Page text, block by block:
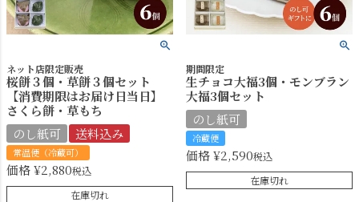
ネット店限定販売
桜餅３個・草餅３個セット
【消費期限はお届け日当日】
さくら餅・草もち
のし紙可
送料込み
常温便（冷蔵可）
価格¥2,880税込
在庫切れ
期間限定
生チョコ大福3個・モンブラン
大福3個セット
のし紙可
冷蔵便
価格¥2,590税込
在庫切れ